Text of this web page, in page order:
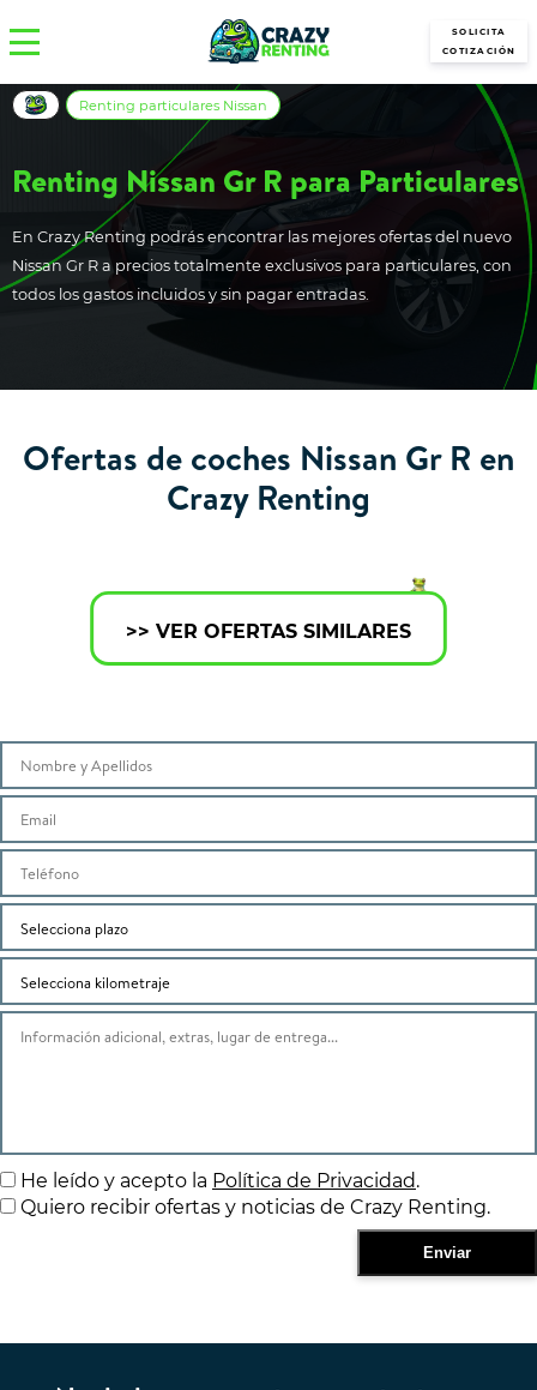
SOLICITA
COTIZACIÓN
Renting Nissan Gr R para Particulares
En Crazy Renting podrás encontrar las mejores ofertas del nuevo
Nissan Gr R a precios totalmente exclusivos para particulares, con
todos los gastos incluidos y sin pagar entradas.
Renting particulares Nissan
Ofertas de coches Nissan Gr R en
Crazy Renting
>> VER OFERTAS SIMILARES
He leído y acepto la Política de Privacidad.
Quiero recibir ofertas y noticias de Crazy Renting.